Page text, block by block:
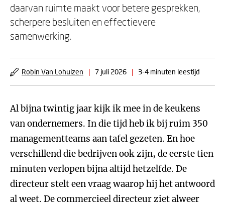
daarvan ruimte maakt voor betere gesprekken,
scherpere besluiten en effectievere
samenwerking.
Robin Van Lohuizen | 7 juli 2026 | 3-4 minuten leestijd
Al bijna twintig jaar kijk ik mee in de keukens
van ondernemers. In die tijd heb ik bij ruim 350
managementteams aan tafel gezeten. En hoe
verschillend die bedrijven ook zijn, de eerste tien
minuten verlopen bijna altijd hetzelfde. De
directeur stelt een vraag waarop hij het antwoord
al weet. De commercieel directeur ziet alweer